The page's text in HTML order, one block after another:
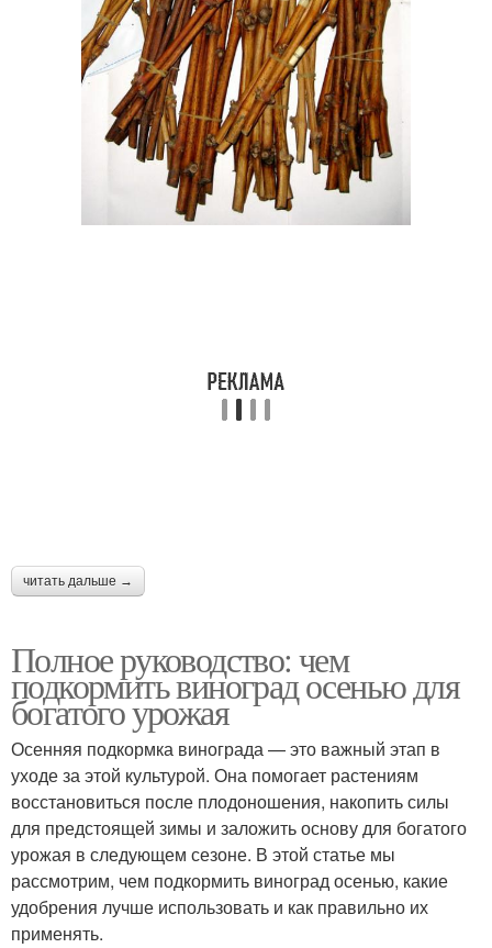
читать дальше →
Полное руководство: чем
подкормить виноград осенью для
богатого урожая
Осенняя подкормка винограда — это важный этап в
уходе за этой культурой. Она помогает растениям
восстановиться после плодоношения, накопить силы
для предстоящей зимы и заложить основу для богатого
урожая в следующем сезоне. В этой статье мы
рассмотрим, чем подкормить виноград осенью, какие
удобрения лучше использовать и как правильно их
применять.